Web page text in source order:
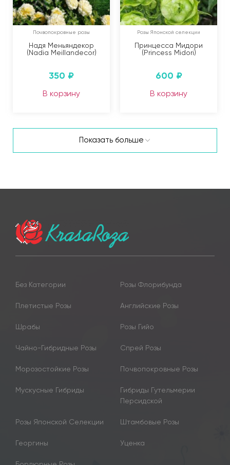
Почвопокровные розы
Надя Меньяндекор
(Nadia Meillandecor)
350 ₽
В корзину
Розы Японской селекции
Принцесса Мидори
(Princess Midori)
600 ₽
В корзину
Показать больше
Без Категории Розы Флорибунда
Плетистые Розы Английские Розы
Шрабы Розы Гийо
Чайно-Гибридные Розы Спрей Розы
Морозостойкие Розы Почвопокровные Розы
Мускусные Гибриды
Гибриды Гутельмерии
Персидской
Розы Японской Селекции Штамбовые Розы
Георгины Уценка